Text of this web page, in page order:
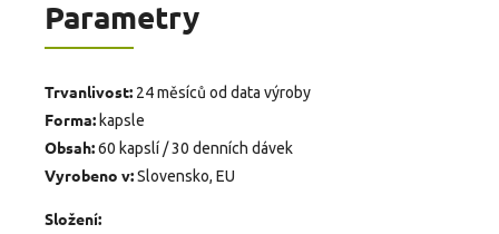
Parametry
Trvanlivost: 24 měsíců od data výroby
Forma: kapsle
Obsah:60 kapslí / 30 denních dávek
Vyrobeno v:Slovensko, EU
Složení: